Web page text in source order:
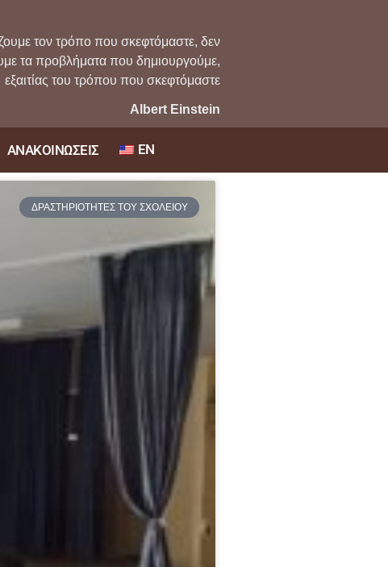
τον τρόπο που σκεφτόμαστε, δεν
τα προβλήματα που δημιουργούμε,
εξαιτίας του τρόπου που σκεφτόμαστε
Albert Einstein
ΑΝΑΚΟΙΝΩΣΕΙΣ EN
ΔΡΑΣΤΗΡΙΟΤΗΤΕΣ ΤΟΥ ΣΧΟΛΕΙΟΥ